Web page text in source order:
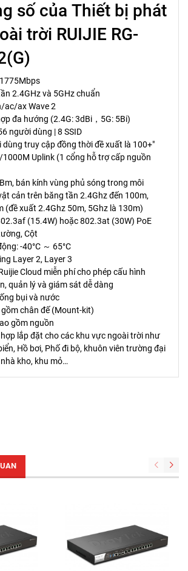
số của Thiết bị phát
trời RUIJIE RG-
2.4GHz và 5GHz chuẩn
ax Wave 2
đa hướng (2.4G: 3dBi，5G: 5Bi)
người dùng | 8 SSID
dùng truy cập đồng thời đề xuất là 100+"
Uplink (1 cổng hỗ trợ cấp nguồn
bán kính vùng phủ sóng trong môi
cản trên băng tần 2.4Ghz đến 100m,
(đề xuất 2.4Ghz 50m, 5Ghz là 130m)
(15.4W) hoặc 802.3at (30W) PoE
Cột
-40°C ～ 65°C
Layer 2, Layer 3
Cloud miễn phí cho phép cấu hình
quản lý và giám sát dễ dàng
bụi và nước
chân đế (Mount-kit)
gồm nguồn
lắp đặt cho các khu vực ngoài trời như
Hồ bơi, Phố đi bộ, khuôn viên trường đại
kho, khu mỏ…